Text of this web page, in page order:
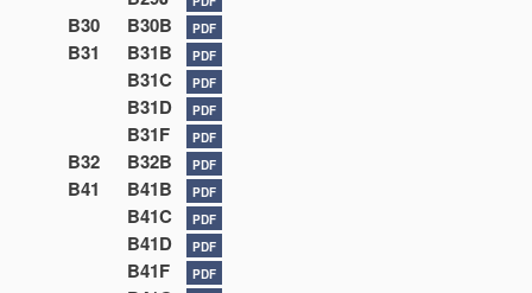
B30 B30B PDF
B31 B31B PDF
B31C PDF
B31D PDF
B31F PDF
B32 B32B PDF
B41 B41B PDF
B41C PDF
B41D PDF
B41F PDF